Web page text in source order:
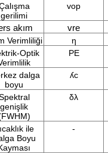
gerilimi
vop
akım vre
Verimliliği η
Optik
PE
dalga
boyu
ʎc
genişlik
δλ
ile
Boyu
-